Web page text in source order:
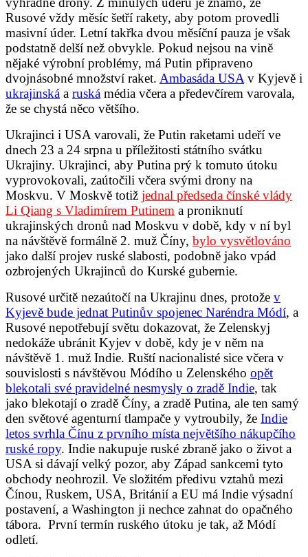
Rusové vždy měsíc šetří rakety, aby potom provedli
masivní úder. Letní takřka dvou měsíční pauza je však
podstatně delší než obvykle. Pokud nejsou na vině
nějaké výrobní problémy, má Putin připraveno
dvojnásobné množství raket. Ambasáda USA v Kyjevě i
ukrajinská a ruská média včera a předevčírem varovala,
že se chystá něco většího.
Ukrajinci i USA varovali, že Putin raketami udeří ve
dnech 23 a 24 srpna u příležitosti státního svátku
Ukrajiny. Ukrajinci, aby Putina prý k tomuto útoku
vyprovokovali, zaútočili včera svými drony na
Moskvu. V Moskvě totiž jednal předseda čínské vlády
Li Qiang s Vladimírem Putinem a proniknutí
ukrajinských dronů nad Moskvu v době, kdy v ní byl
na návštěvě formálně 2. muž Číny, bylo vysvětlováno
jako další projev ruské slabosti, podobně jako vpád
ozbrojených Ukrajinců do Kurské gubernie.
Rusové určitě nezaútočí na Ukrajinu dnes, protože v
Kyjevě bude jednat Putinův spojenec Naréndra Módí, a
Rusové nepotřebují světu dokazovat, že Zelenskyj
nedokáže ubránit Kyjev v době, kdy je v něm na
návštěvě 1. muž Indie. Ruští nacionalisté sice včera v
souvislosti s návštěvou Módího u Zelenského opět
blekotali své pravidelné nesmysly o zradě Indie, tak
jako blekotají o zradě Číny, a zradě Putina, ale ten samý
den světové agenturní tlampače y vytroubily, že Indie
letos svrhla Čínu z prvního místa největšího nákupčího
ruské ropy. Indie nakupuje ruské zbraně jako o život a
USA si dávají velký pozor, aby Západ sankcemi tyto
obchody neohrozil. Ve složitém předivu vztahů mezi
Čínou, Ruskem, USA, Británií a EU má Indie výsadní
postavení, a Washington ji nechce zahnat do opačného
tábora. První termín ruského útoku je tak, až Módí
odletí.